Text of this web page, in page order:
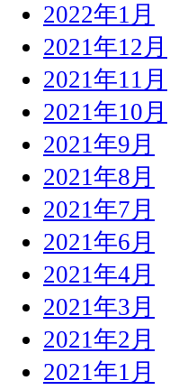
2022年1月
2021年12月
2021年11月
2021年10月
2021年9月
2021年8月
2021年7月
2021年6月
2021年4月
2021年3月
2021年2月
2021年1月